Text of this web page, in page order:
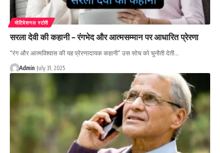
मोटिवेशनल स्टोरी
सरला देवी की कहानी – रंगभेद और आत्मसम्मान पर आधारित प्रेरणा
"रंग और आत्मविश्वास की यह प्रेरणादायक कहानी" उस सोच को चुनौती देती…
Admin July 31, 2025